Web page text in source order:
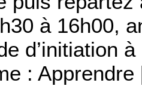
à 16h00,
d’initiation
: